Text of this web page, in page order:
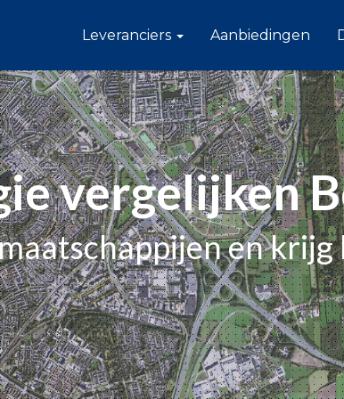
Leveranciers Aanbiedingen
vergelijken
en